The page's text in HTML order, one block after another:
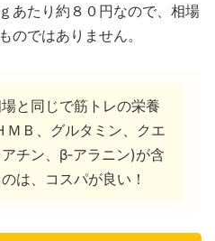
あたり約８０円なので、相場
のではありません。
と同じで筋トレの栄養
ＭＢ、グルタミン、クエ
チン、β‐アラニン)が含
は、コスパが良い！